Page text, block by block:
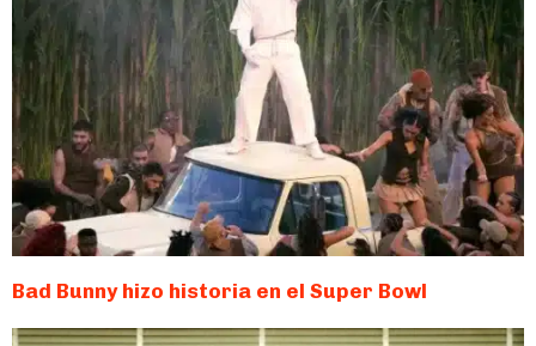
Bad Bunny hizo historia en el Super Bowl